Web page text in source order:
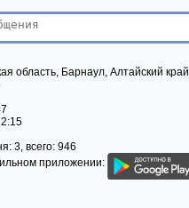
область, Барнаул, Алтайский край
3, всего: 946
приложении: